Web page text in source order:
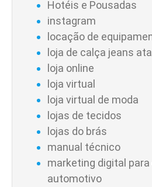
Hotéis e Pousadas
instagram
locação de
loja de calça jeans
loja online
loja virtual
loja virtual de moda
lojas de tecidos
lojas do brás
manual técnico
marketing digital
automotivo